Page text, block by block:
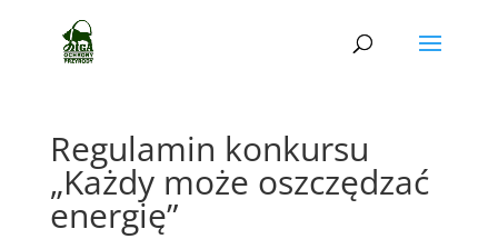
Regulamin konkursu
„Każdy może oszczędzać
energię”